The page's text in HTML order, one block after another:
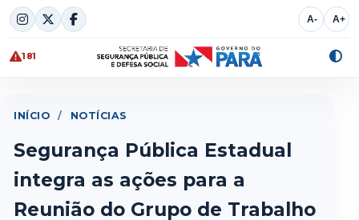
Skip
to
content
A- A+
181
INÍCIO / NOTÍCIAS
Segurança Pública Estadual
integra as ações para a
Reunião do Grupo de Trabalho